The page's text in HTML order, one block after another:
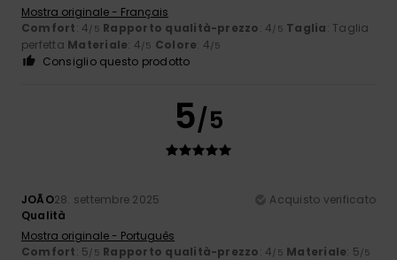
Mostra originale - Français
Comfort: 4/5 Rapporto qualità-prezzo: 4/5 Taglia: Taglia
perfetta Materiale: 4/5 Colore: 4/5
Consiglio questo prodotto
5/5
JOÃO28. settembre 2025
Acquisto verificato
Qualità
Mostra originale - Português
Comfort: 5/5 Rapporto qualità-prezzo: 4/5 Materiale: 5/5